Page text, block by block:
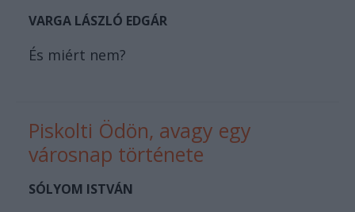
VARGA LÁSZLÓ EDGÁR
És miért nem?
Piskolti Ödön, avagy egy
városnap története
SÓLYOM ISTVÁN